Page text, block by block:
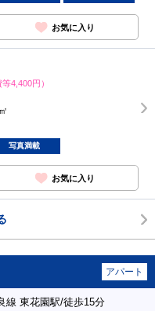
お気に入り
等4,400円）
写真満載
お気に入り
アパート
線 東花園駅/徒歩15分